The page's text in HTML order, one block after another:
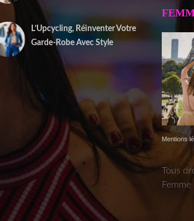
L’Upcycling, Réinventer Votre
Garde-Robe Avec Style
10 décembre 2025
Mentions
Tous